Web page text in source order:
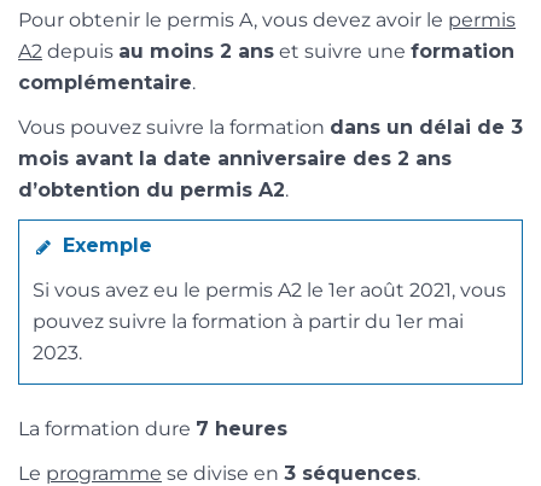
Pour obtenir le permis A, vous devez avoir le permis
A2 depuis au moins 2 ans et suivre une formation
complémentaire.
Vous pouvez suivre la formation dans un délai de 3
mois avant la date anniversaire des 2 ans
d’obtention du permis A2.
Exemple
Si vous avez eu le permis A2 le 1er août 2021, vous
pouvez suivre la formation à partir du 1er mai
2023.
La formation dure 7 heures
Le programme se divise en 3 séquences.